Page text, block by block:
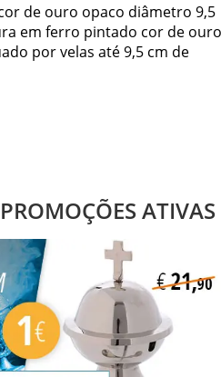
de ouro opaco diâmetro 9,5
em ferro pintado cor de ouro
por velas até 9,5 cm de
ATIVAS